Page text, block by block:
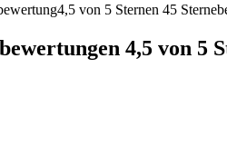
4,5 von 5 Sternen 45
4,5 von 5